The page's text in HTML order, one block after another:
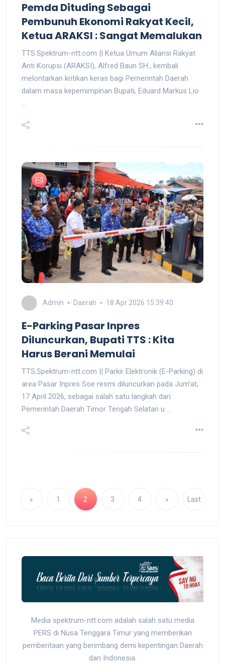
Pemda Dituding Sebagai
Pembunuh Ekonomi Rakyat Kecil,
Ketua ARAKSI : Sangat Memalukan
TTS.Spektrum-ntt.com || Ketua Umum Aliansi Rakyat
Anti Korupsi (ARAKSI), Alfred Baun SH., kembali
melontarkan kritikan keras bagi Pemerintah Daerah
dalam masa kepemimpinan Bupati, Eduard Markus Lio
...
Admin Daerah 18 Apr 2026 15:39:40
E-Parking Pasar Inpres
Diluncurkan, Bupati TTS : Kita
Harus Berani Memulai
TTS.Spektrum-ntt.com || Parkir Elektronik (E-Parking) di
area Pasar Inpres Soe resmi diluncurkan pada Jum'at,
17 April 2026, sebagai salah satu langkah dari
Pemerintah Daerah Timor Tengah Selatan u ...
« 1 2 3 4 » Last
Media spektrum-ntt.com adalah salah satu media
PERS di Nusa Tenggara Timur yang memberikan
pemberitaan yang berimbang demi kepentingan Daerah
dan Indonesia.